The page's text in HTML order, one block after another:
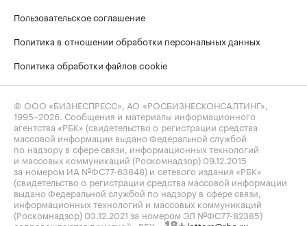
Пользовательское соглашение
Политика в отношении обработки персональных данных
Политика обработки файлов cookie
© ООО «БИЗНЕСПРЕСС», АО «РОСБИЗНЕСКОНСАЛТИНГ»,
1995–2026 . Сообщения и материалы информационного
агентства «РБК» (свидетельство о регистрации средства
массовой информации выдано Федеральной службой
по надзору в сфере связи, информационных технологий
и массовых коммуникаций (Роскомнадзор) 09.12.2015
за номером ИА №ФС77-63848) и сетевого издания «РБК»
(свидетельство о регистрации средства массовой информации
выдано Федеральной службой по надзору в сфере связи,
информационных технологий и массовых коммуникаций
(Роскомнадзор) 03.12.2021 за номером ЭЛ №ФС77-82385)